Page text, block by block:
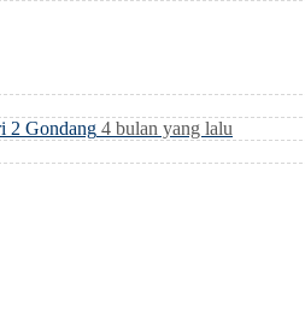
2 Gondang 4 bulan yang lalu